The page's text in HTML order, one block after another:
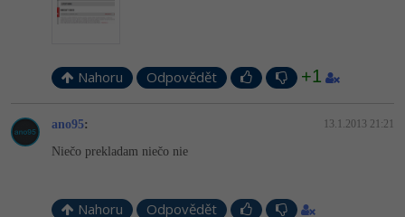
Nahoru Odpovědět +1
ano95: 13.1.2013 21:21
Niečo prekladam niečo nie
Nahoru Odpovědět